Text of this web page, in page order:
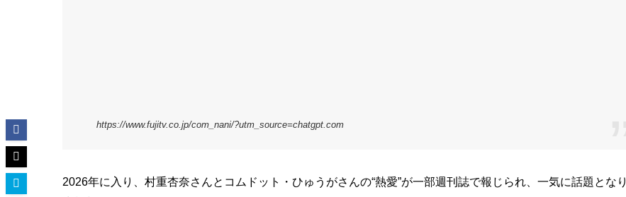
https://www.fujitv.co.jp/com_nani/?utm_source=chatgpt.com
2026年に入り、村重杏奈さんとコムドット・ひゅうがさんの“熱愛”が一部週刊誌で報じられ、一気に話題となり